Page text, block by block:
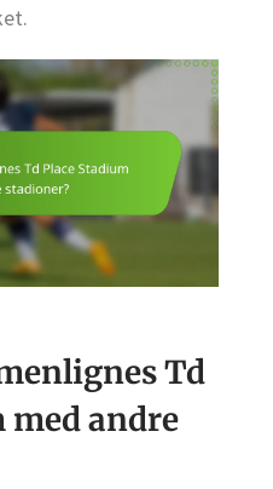
Td
med andre